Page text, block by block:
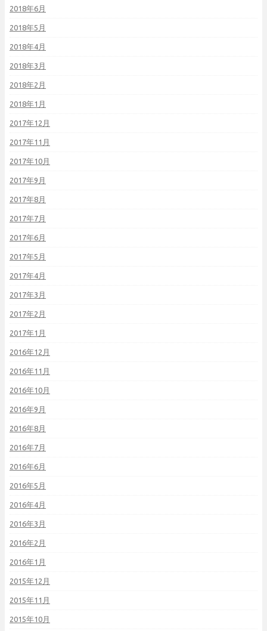
2018年6月
2018年5月
2018年4月
2018年3月
2018年2月
2018年1月
2017年12月
2017年11月
2017年10月
2017年9月
2017年8月
2017年7月
2017年6月
2017年5月
2017年4月
2017年3月
2017年2月
2017年1月
2016年12月
2016年11月
2016年10月
2016年9月
2016年8月
2016年7月
2016年6月
2016年5月
2016年4月
2016年3月
2016年2月
2016年1月
2015年12月
2015年11月
2015年10月